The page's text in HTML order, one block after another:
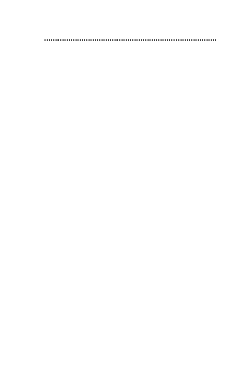
…………………………………………………………………….